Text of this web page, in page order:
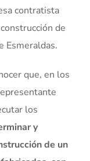
contratista
de
Esmeraldas.
que, en los
los
y
de un